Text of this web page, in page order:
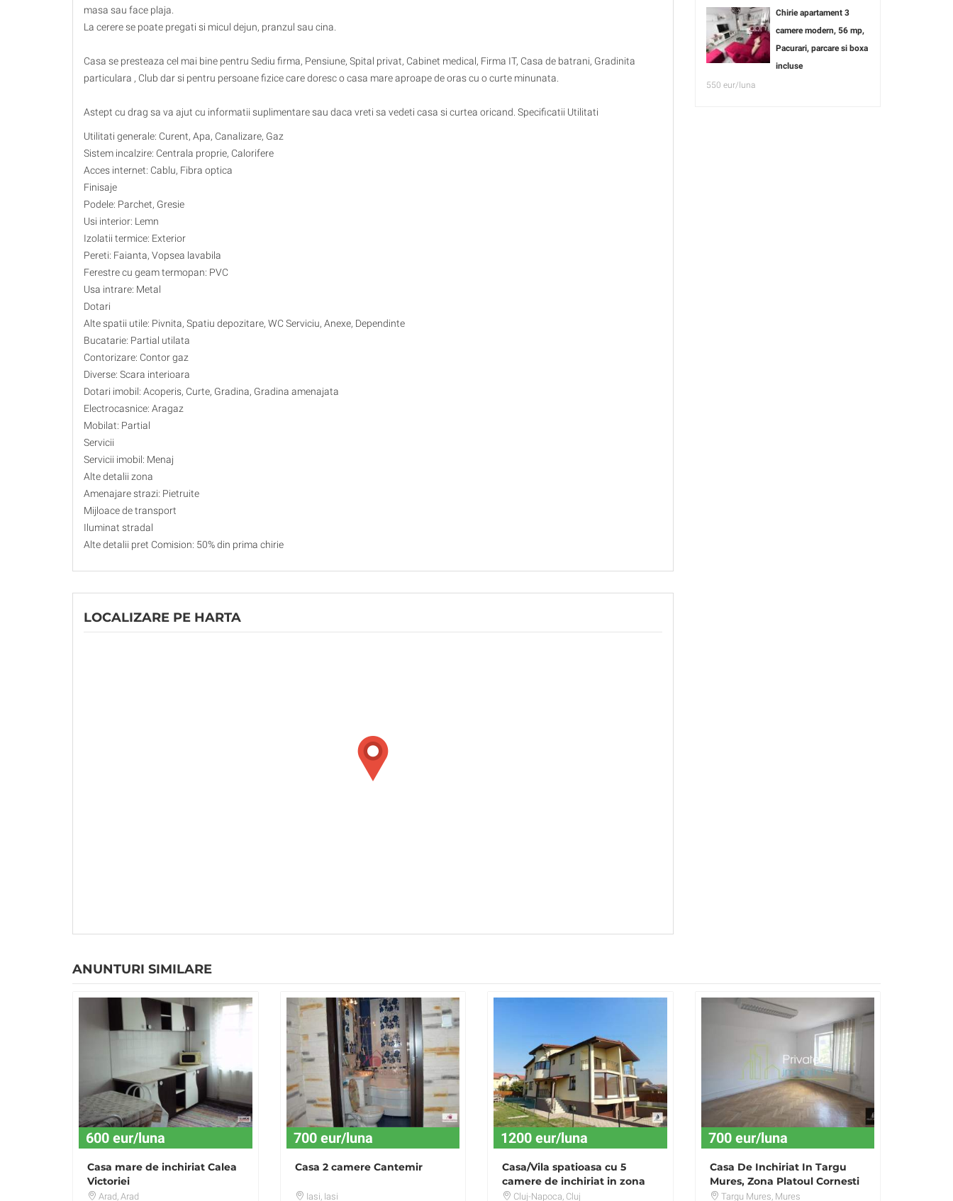
masa sau face plaja.
La cerere se poate pregati si micul dejun, pranzul sau cina.
Casa se presteaza cel mai bine pentru Sediu firma, Pensiune, Spital privat, Cabinet medical, Firma IT, Casa de batrani, Gradinita
particulara , Club dar si pentru persoane fizice care doresc o casa mare aproape de oras cu o curte minunata.
Astept cu drag sa va ajut cu informatii suplimentare sau daca vreti sa vedeti casa si curtea oricand. Specificatii Utilitati
Utilitati generale: Curent, Apa, Canalizare, Gaz
Sistem incalzire: Centrala proprie, Calorifere
Acces internet: Cablu, Fibra optica
Finisaje
Podele: Parchet, Gresie
Usi interior: Lemn
Izolatii termice: Exterior
Pereti: Faianta, Vopsea lavabila
Ferestre cu geam termopan: PVC
Usa intrare: Metal
Dotari
Alte spatii utile: Pivnita, Spatiu depozitare, WC Serviciu, Anexe, Dependinte
Bucatarie: Partial utilata
Contorizare: Contor gaz
Diverse: Scara interioara
Dotari imobil: Acoperis, Curte, Gradina, Gradina amenajata
Electrocasnice: Aragaz
Mobilat: Partial
Servicii
Servicii imobil: Menaj
Alte detalii zona
Amenajare strazi: Pietruite
Mijloace de transport
Iluminat stradal
Alte detalii pret Comision: 50% din prima chirie
LOCALIZARE PE HARTA
Chirie apartament 3
camere modern, 56 mp,
Pacurari, parcare si boxa
incluse
550 eur/luna
ANUNTURI SIMILARE
600 eur/luna
Casa mare de inchiriat Calea
Victoriei
Arad, Arad
700 eur/luna
Casa 2 camere Cantemir
Iasi, Iasi
1200 eur/luna
Casa/Vila spatioasa cu 5
camere de inchiriat in zona
Someseni
Cluj-Napoca, Cluj
700 eur/luna
Casa De Inchiriat In Targu
Mures, Zona Platoul Cornesti
Targu Mures, Mures